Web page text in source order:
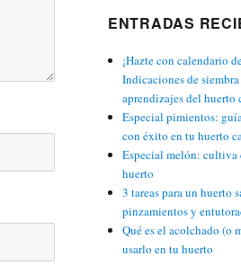
ENTRADAS
¡Hazte con calendario
Indicaciones de
aprendizajes del huerto
Especial pimientos:
con éxito en tu huerto
Especial melón: cultiva
huerto
3 tareas para un huerto
pinzamientos y
Qué es el acolchado (o
usarlo en tu huerto